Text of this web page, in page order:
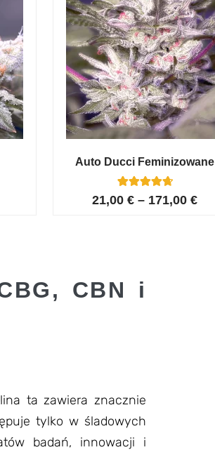
Auto Ducci Feminizowane
Oceniony
4.75
4
21,00€ – 171,00€
CBN i
ta zawiera znacznie
tylko w śladowych
badań, innowacji i